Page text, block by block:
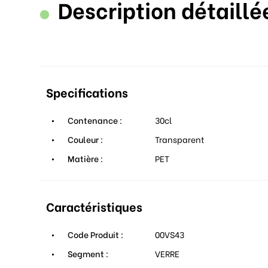
Description
Specifications
Contenance :
30cl
Couleur :
Transparent
Matière :
PET
Caractéristiques
Code Produit :
00VS43
Segment :
VERRE